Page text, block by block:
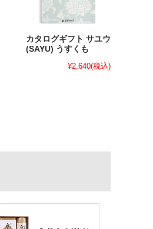
カタログギフト サユウ
(SAYU) うすくも
¥2,640(税込)